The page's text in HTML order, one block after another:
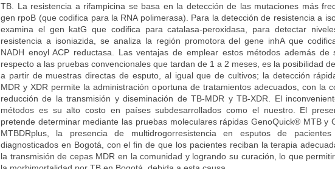
TB. La resistencia a rifampicina se basa en la detección de las mutaciones más
gen rpoB (que codifica para la RNA polimerasa). Para la detección de resistencia a
examina el gen katG que codifica para catalasa-peroxidasa, para detectar
resistencia a isoniazida, se analiza la región promotora del gene inhA que
NADH enoyl ACP reductasa. Las ventajas de emplear estos métodos además de
respecto a las pruebas convencionales que tardan de 1 a 2 meses, es la posibilidad
a partir de muestras directas de esputo, al igual que de cultivos; la detección
MDR y XDR permite la administración oportuna de tratamientos adecuados, con la
reducción de la transmisión y diseminación de TB-MDR y TB-XDR. El
métodos es su alto costo en países subdesarrollados como el nuestro. El
pretende determinar mediante las pruebas moleculares rápidas GenoQuick® MTB y
MTBDRplus, la presencia de multidrogorresistencia en esputos de pacientes
diagnosticados en Bogotá, con el fin de que los pacientes reciban la terapia
la transmisión de cepas MDR en la comunidad y logrando su curación, lo que